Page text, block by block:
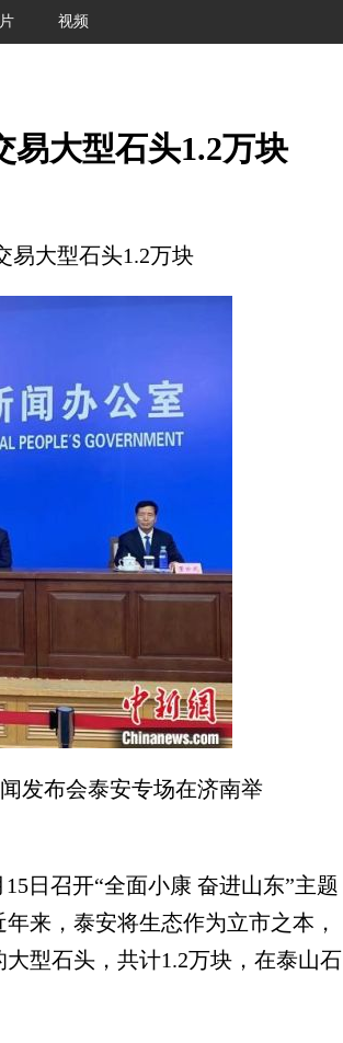
视频
易大型石头1.2万块
大型石头1.2万块
发布会泰安专场在济南举
日召开“全面小康 奋进山东”主题
来，泰安将生态作为立市之本，
型石头，共计1.2万块，在泰山石